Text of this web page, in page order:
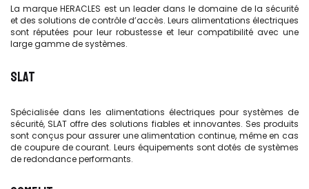
La marque HERACLES est un leader dans le domaine de la sécurité
et des solutions de contrôle d’accès. Leurs alimentations électriques
sont réputées pour leur robustesse et leur compatibilité avec une
large gamme de systèmes.
SLAT
Spécialisée dans les alimentations électriques pour systèmes de
sécurité, SLAT offre des solutions fiables et innovantes. Ses produits
sont conçus pour assurer une alimentation continue, même en cas
de coupure de courant. Leurs équipements sont dotés de systèmes
de redondance performants.